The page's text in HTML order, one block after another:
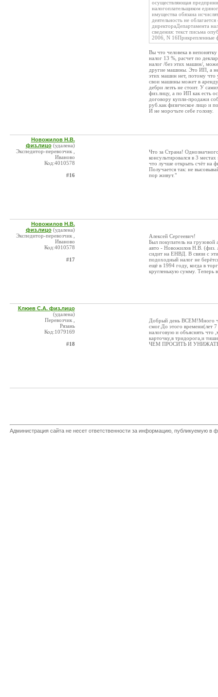
осуществляющая
налогоплательщиком
имущества обязана
деятельность не
директораДепартамента
сведения: текст письма
2006, N 16Прикрепленные
Вы что человека в
налог 13 %, расчет по
налог /без этих машин/,
другие машины. Это ИП, а
этих машин нет, потому что
свои машины может в
дебри лезть не стоит. У
физ.лицу, а по ИП как есть
договору купли-продажи
руб.как физическое лицо и
И не морочьте себе голову.
Новожилов Н.В.
физ.лицо (удалена)
Экспедитор-перевозчик ,
Иваново
Код:4010578
#16
Что за Страна!
консультировался в 3
что лучше открыть счёт на
Получается так: не
пор живут."
Новожилов Н.В.
физ.лицо (удалена)
Экспедитор-перевозчик ,
Иваново
Код:4010578
#17
Алексей Сергеевич!
Был покупатель на
авто - Новожилов Н.В. (физ.
сидит на ЕНВД. В связи с
подоходный налог не
ещё в 1994 году, когда в
кругленькую сумму. Теперь
Клюев С.А. физ.лицо
(удалена)
Перевозчик ,
Рязань
Код:1079169
#18
Добрый день ВСЕМ!Много
смог.До этого времени(лет 7
налоговую и объяснять что
карточку,в тридорога,и
ЧЕМ ПРОСИТЬ И
Администрация сайта не несет ответственности за информацию, публикуемую